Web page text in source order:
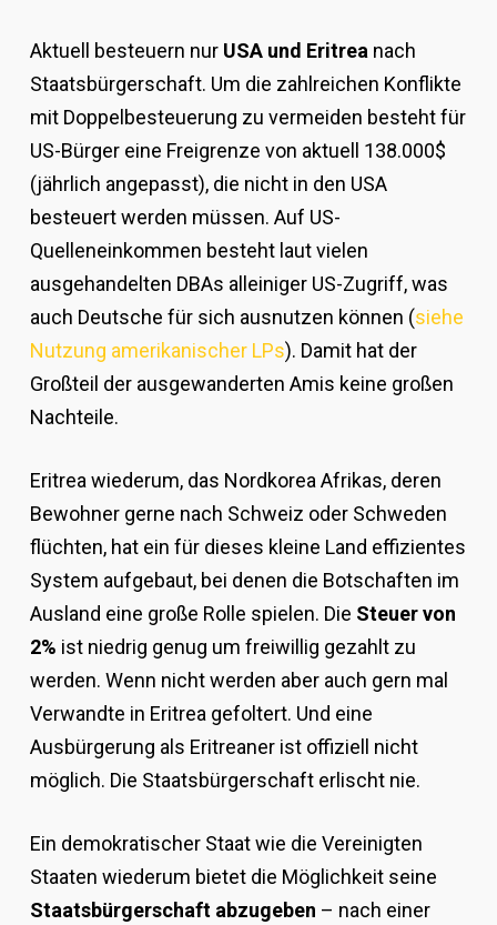
Aktuell besteuern nur USA und Eritrea nach
Staatsbürgerschaft. Um die zahlreichen Konflikte
mit Doppelbesteuerung zu vermeiden besteht für
US-Bürger eine Freigrenze von aktuell 138.000$
(jährlich angepasst), die nicht in den USA
besteuert werden müssen. Auf US-
Quelleneinkommen besteht laut vielen
ausgehandelten DBAs alleiniger US-Zugriff, was
auch Deutsche für sich ausnutzen können (siehe
Nutzung amerikanischer LPs). Damit hat der
Großteil der ausgewanderten Amis keine großen
Nachteile.
Eritrea wiederum, das Nordkorea Afrikas, deren
Bewohner gerne nach Schweiz oder Schweden
flüchten, hat ein für dieses kleine Land effizientes
System aufgebaut, bei denen die Botschaften im
Ausland eine große Rolle spielen. Die Steuer von
2% ist niedrig genug um freiwillig gezahlt zu
werden. Wenn nicht werden aber auch gern mal
Verwandte in Eritrea gefoltert. Und eine
Ausbürgerung als Eritreaner ist offiziell nicht
möglich. Die Staatsbürgerschaft erlischt nie.
Ein demokratischer Staat wie die Vereinigten
Staaten wiederum bietet die Möglichkeit seine
Staatsbürgerschaft abzugeben – nach einer